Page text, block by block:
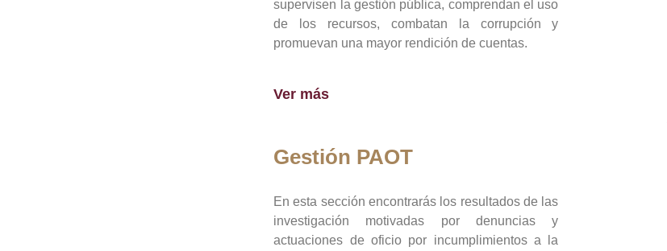
supervisen la gestión pública, comprendan el uso
de los recursos, combatan la corrupción y
promuevan una mayor rendición de cuentas.
Ver más
Gestión PAOT
En esta sección encontrarás los resultados de las
investigación motivadas por denuncias y
actuaciones de oficio por incumplimientos a la